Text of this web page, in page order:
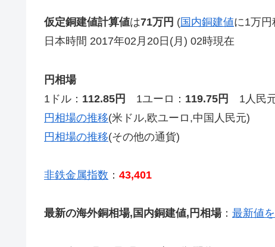
仮定銅建値計算値は71万円 (国内銅建値に1万円
日本時間 2017年02月20日(月) 02時現在
円相場
1ドル： 112.85円 1ユーロ： 119.75円 1人民元
円相場の推移(米ドル,欧ユーロ,中国人民元)
円相場の推移(その他の通貨)
非鉄金属指数 ： 43,401
最新の海外銅相場,国内銅建値,円相場： 最新値